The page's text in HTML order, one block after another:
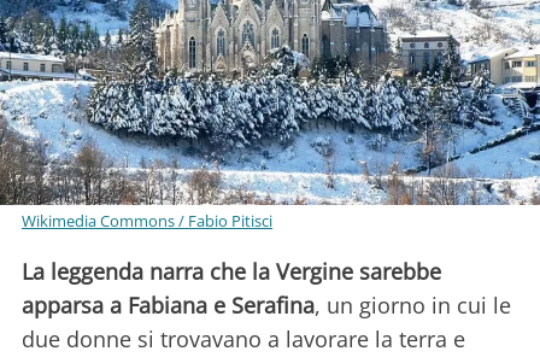
Wikimedia Commons / Fabio Pitisci
La leggenda narra che la Vergine sarebbe
apparsa a Fabiana e Serafina, un giorno in cui le
due donne si trovavano a lavorare la terra e